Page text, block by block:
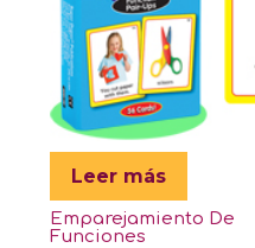
Leer más
Emparejamiento De
Funciones